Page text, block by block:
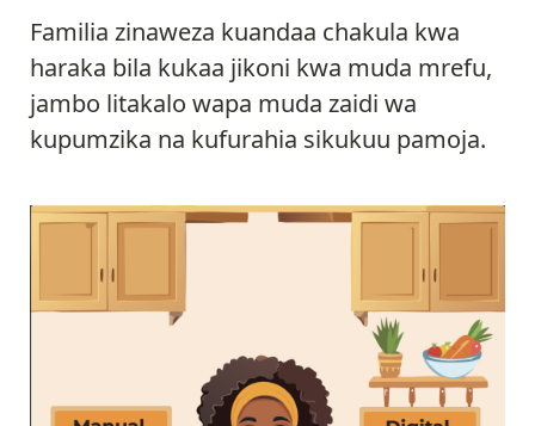
Familia zinaweza kuandaa chakula kwa
haraka bila kukaa jikoni kwa muda mrefu,
jambo litakalo wapa muda zaidi wa
kupumzika na kufurahia sikukuu pamoja.